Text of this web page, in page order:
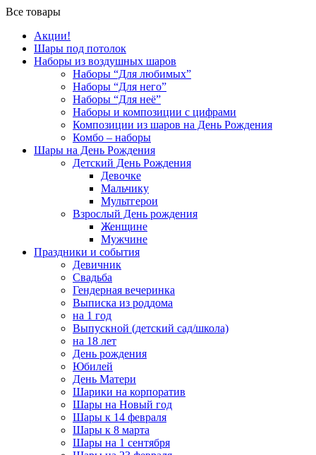
Все товары
Акции!
Шары под потолок
Наборы из воздушных шаров
Наборы “Для любимых”
Наборы “Для него”
Наборы “Для неё”
Наборы и композиции с цифрами
Композиции из шаров на День Рождения
Комбо – наборы
Шары на День Рождения
Детский День Рождения
Девочке
Мальчику
Мультгерои
Взрослый День рождения
Женщине
Мужчине
Праздники и события
Девичник
Свадьба
Гендерная вечеринка
Выписка из роддома
на 1 год
Выпускной (детский сад/школа)
на 18 лет
День рождения
Юбилей
День Матери
Шарики на корпоратив
Шары на Новый год
Шары к 14 февраля
Шары к 8 марта
Шары на 1 сентября